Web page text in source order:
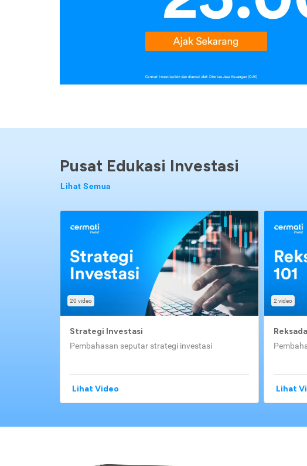
Pusat Edukasi Investasi
Lihat Semua
20 video
Strategi Investasi
Pembahasan seputar strategi investasi
Lihat Video
2 video
Lihat